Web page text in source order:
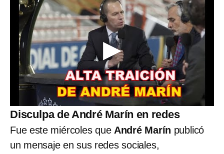
Disculpa de André Marín en redes
Fue este miércoles que André Marín publicó
un mensaje en sus redes sociales,